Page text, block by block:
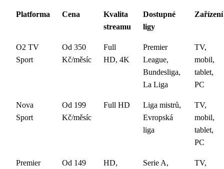
Platforma Cena
Kvalita
streamu
Dostupné
ligy
Zařízení
O2 TV
Sport
Od 350
Kč/měsíc
Full
HD, 4K
Premier
League,
Bundesliga,
La Liga
TV,
mobil,
tablet,
PC
Nova
Sport
Od 199
Kč/měsíc
Full HD
Liga mistrů,
Evropská
liga
TV,
mobil,
tablet,
PC
Premier Od 149 HD, Serie A, TV,